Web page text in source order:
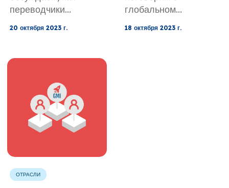
переводчики
20 октября 2023 г.
глобальном
оружии —
18 октября 2023 г.
ОТРАСЛИ